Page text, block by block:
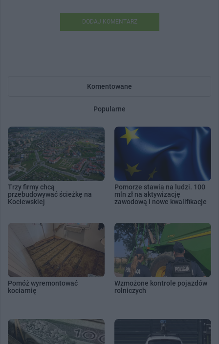
DODAJ KOMENTARZ
Komentowane
Popularne
Trzy firmy chcą
przebudowywać ścieżkę na
Kociewskiej
Pomorze stawia na ludzi. 100
mln zł na aktywizację
zawodową i nowe kwalifikacje
Pomóż wyremontować
kociarnię
Wzmożone kontrole pojazdów
rolniczych